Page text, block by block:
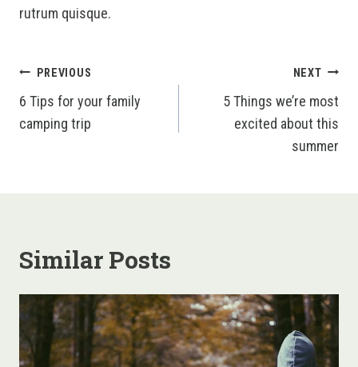
rutrum quisque.
Post
navigation
PREVIOUS
6 Tips for your family
camping trip
NEXT
5 Things we’re most
excited about this
summer
Similar Posts